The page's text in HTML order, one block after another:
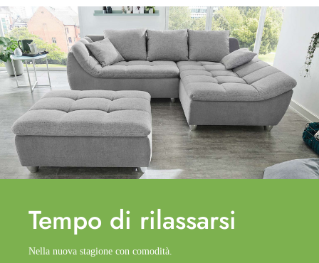
Tempo di rilassarsi
Nella nuova stagione con comodità.